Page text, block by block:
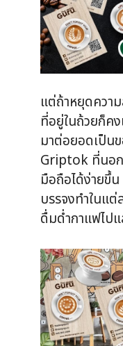
แต่ถ้าหยุดควา
ที่อยู่ในถ้วยก็คง
มาต่อยอดเป็น
Griptok ที่นอก
มือถือได้ง่ายขึ้
บรรจงทำในแ
ดื่มด่ำกาแฟไป